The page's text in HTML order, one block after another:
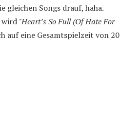
gleichen Songs drauf, haha.
wird "Heart’s So Full (Of Hate For
auf eine Gesamtspielzeit von 20